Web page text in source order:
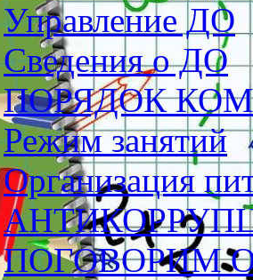
Управление ДО
Сведения о ДО
ПОРЯДОК
Режим занятий
Организация
ПОГОВОРИМ